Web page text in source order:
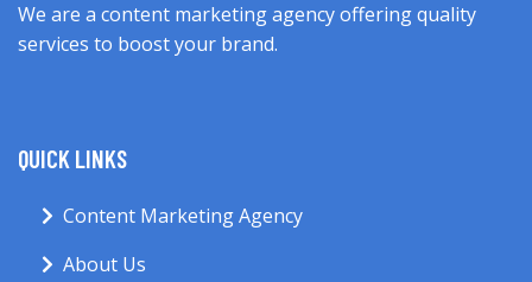
We are a content marketing agency offering quality
services to boost your brand.
QUICK LINKS
Content Marketing Agency
About Us